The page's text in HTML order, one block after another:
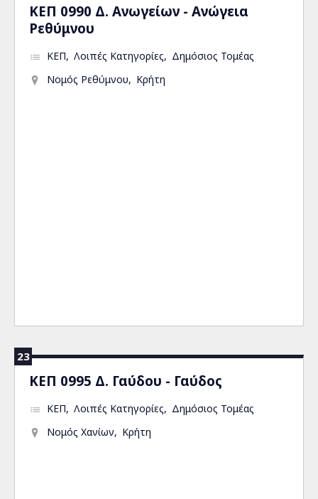
ΚΕΠ 0990 Δ. Ανωγείων - Ανώγεια
Ρεθύμνου
ΚΕΠ Λοιπές Κατηγορίες
Δημόσιος Τομέας
Νομός Ρεθύμνου
Κρήτη
23
ΚΕΠ 0995 Δ. Γαύδου - Γαύδος
ΚΕΠ Λοιπές Κατηγορίες
Δημόσιος Τομέας
Νομός Χανίων
Κρήτη